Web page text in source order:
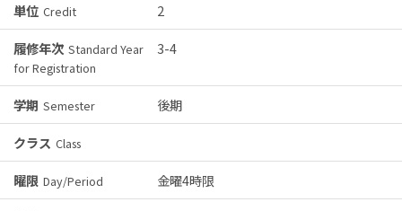
単位 Credit
2
履修年次 Standard Year
for Registration
3-4
学期 Semester
後期
クラス Class
曜限 Day/Period
金曜4時限